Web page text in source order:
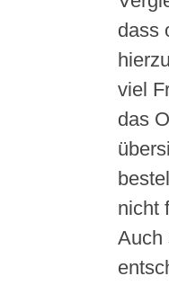
dass
viel
das
nicht
Auch